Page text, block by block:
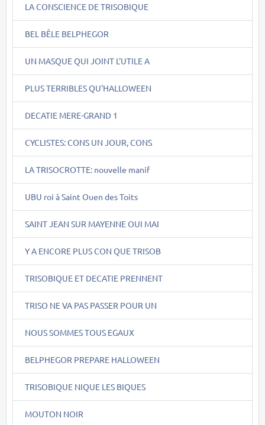
LA CONSCIENCE DE TRISOBIQUE
BEL BÊLE BELPHEGOR
UN MASQUE QUI JOINT L'UTILE A
PLUS TERRIBLES QU'HALLOWEEN
DECATIE MERE-GRAND 1
CYCLISTES: CONS UN JOUR, CONS
LA TRISOCROTTE: nouvelle manif
UBU roi à Saint Ouen des Toits
SAINT JEAN SUR MAYENNE OUI MAI
Y A ENCORE PLUS CON QUE TRISOB
TRISOBIQUE ET DECATIE PRENNENT
TRISO NE VA PAS PASSER POUR UN
NOUS SOMMES TOUS EGAUX
BELPHEGOR PREPARE HALLOWEEN
TRISOBIQUE NIQUE LES BIQUES
MOUTON NOIR